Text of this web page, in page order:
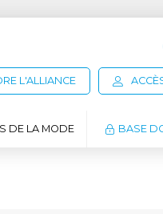
L'ALLIANCE
DE LA MODE BASE